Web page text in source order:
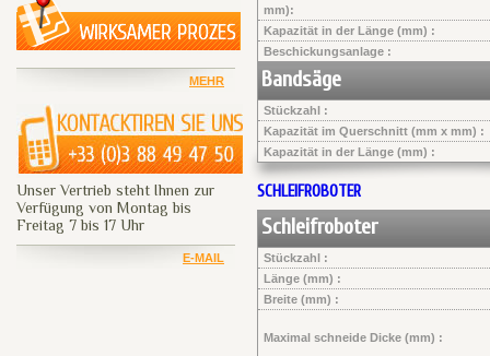
MEHR
Unser Vertrieb steht Ihnen zur
Verfügung von Montag bis
Freitag 7 bis 17 Uhr
E-MAIL
mm):
Kapazität in der Länge (mm) :
Beschickungsanlage :
Bandsäge
Stückzahl :
Kapazität im Querschnitt (mm x mm) :
Kapazität in der Länge (mm) :
SCHLEIFROBOTER
Schleifroboter
Stückzahl :
Länge (mm) :
Breite (mm) :
Maximal schneide Dicke (mm) :